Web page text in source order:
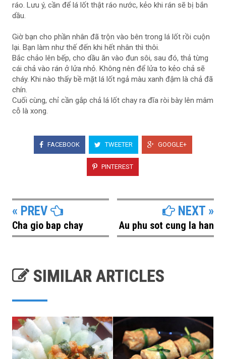
ráo. Lưu ý, cần để lá lốt thật ráo nước, kẻo khi rán sẽ bị bắn
dầu.
Giờ bạn cho phần nhân đã trộn vào bên trong lá lốt rồi cuộn
lại. Bạn làm như thế đến khi hết nhân thì thôi.
Bắc chảo lên bếp, cho dầu ăn vào đun sôi, sau đó, thả từng
cái chả vào rán ở lửa nhỏ. Không nên để lửa to kẻo chả sẽ
cháy. Khi nào thấy bề mặt lá lốt ngả màu xanh đậm là chả đã
chín.
Cuối cùng, chỉ cần gắp chả lá lốt chay ra đĩa ròi bày lên mâm
cỗ là xong.
FACEBOOK TWEETER GOOGLE+
PINTEREST
« PREV
Cha gio bap chay
NEXT »
Au phu sot cung la han
SIMILAR ARTICLES